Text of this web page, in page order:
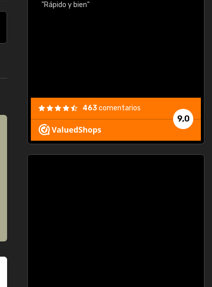
"Rápido y bien"
9,0
463comentarios